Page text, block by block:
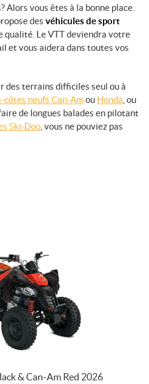
Alors vous êtes à la bonne place.
des véhicules de sport
qualité. Le VTT deviendra votre
et vous aidera dans toutes vos
des terrains difficiles seul ou à
côtes neufs Can-Amou Honda , ou
de longues balades en pilotant
Ski-Doo , vous ne pouviez pas
& Can-Am Red 2026